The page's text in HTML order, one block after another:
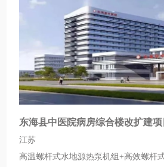
东海县中医院病房综合楼改扩建项
江苏
高温螺杆式水地源热泵机组+高效螺杆